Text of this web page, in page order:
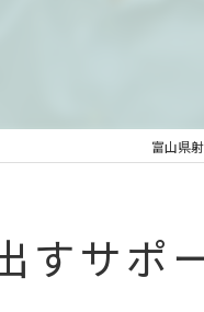
富山県
すサポ